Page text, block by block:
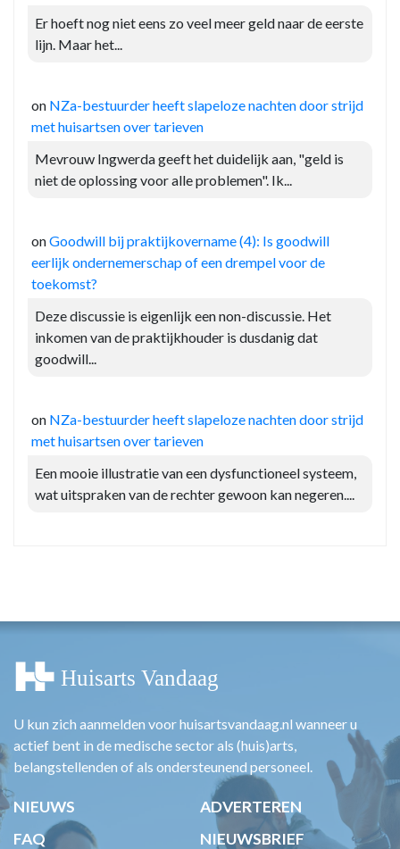
Er hoeft nog niet eens zo veel meer geld naar de eerste
lijn. Maar het...
on NZa-bestuurder heeft slapeloze nachten door strijd
met huisartsen over tarieven
Mevrouw Ingwerda geeft het duidelijk aan, "geld is
niet de oplossing voor alle problemen". Ik...
onGoodwill bij praktijkovername (4): Is goodwill
eerlijk ondernemerschap of een drempel voor de
toekomst?
Deze discussie is eigenlijk een non-discussie. Het
inkomen van de praktijkhouder is dusdanig dat
goodwill...
on NZa-bestuurder heeft slapeloze nachten door strijd
met huisartsen over tarieven
Een mooie illustratie van een dysfunctioneel systeem,
wat uitspraken van de rechter gewoon kan negeren....
U kun zich aanmelden voor huisartsvandaag.nl wanneer u
actief bent in de medische sector als (huis)arts,
belangstellenden of als ondersteunend personeel.
NIEUWS
ADVERTEREN
FAQ
NIEUWSBRIEF